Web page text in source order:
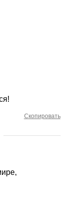
Скопировать